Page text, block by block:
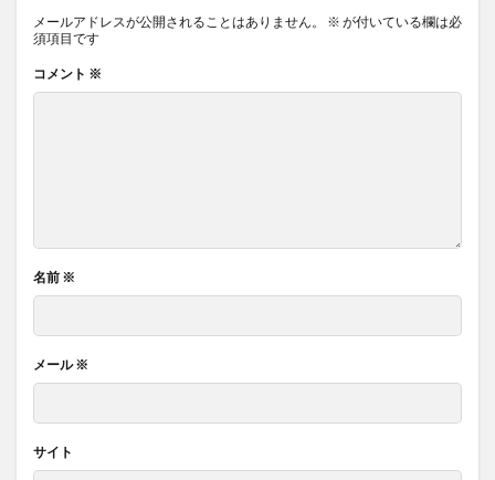
メールアドレスが公開されることはありません。 ※ が付いている欄は必
須項目です
コメント ※
名前 ※
メール※
サイト